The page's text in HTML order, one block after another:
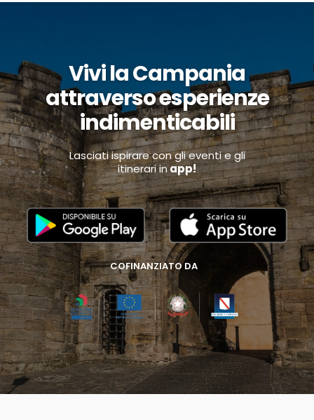
Vivi la Campania
attraverso esperienze
indimenticabili
Lasciati ispirare con gli eventi e gli
itinerari inapp!
COFINANZIATO DA